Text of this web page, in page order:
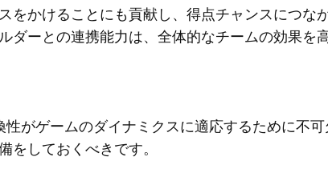
をかけることにも貢献し、得点チャンスにつな
ダーとの連携能力は、全体的なチームの効果を
がゲームのダイナミクスに適応するために不
をしておくべきです。